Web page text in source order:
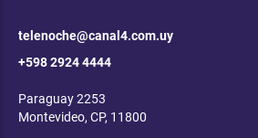
telenoche@canal4.com.uy
+598 2924 4444
Paraguay 2253
Montevideo, CP, 11800